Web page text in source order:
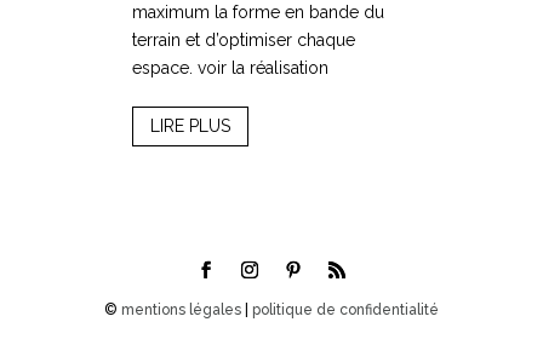
maximum la forme en bande du
terrain et d’optimiser chaque
espace. voir la réalisation
LIRE PLUS
© mentions légales politique de confidentialité